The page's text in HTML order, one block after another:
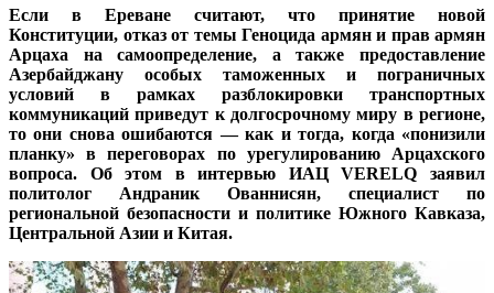
Если в Ереване считают, что принятие новой
Конституции, отказ от темы Геноцида армян и прав армян
Арцаха на самоопределение, а также предоставление
Азербайджану особых таможенных и пограничных
условий в рамках разблокировки транспортных
коммуникаций приведут к долгосрочному миру в регионе,
то они снова ошибаются — как и тогда, когда «понизили
планку» в переговорах по урегулированию Арцахского
вопроса. Об этом в интервью ИАЦ VERELQ заявил
политолог Андраник Ованнисян, специалист по
региональной безопасности и политике Южного Кавказа,
Центральной Азии и Китая.